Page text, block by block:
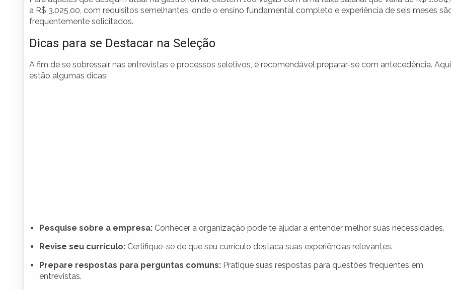
a R$ 3.025,00, com requisitos semelhantes, onde o ensino fundamental completo e experiência de seis meses
frequentemente solicitados.
Dicas para se Destacar na Seleção
A fim de se sobressair nas entrevistas e processos seletivos, é recomendável preparar-se com antecedência. Aqui
estão algumas dicas:
Pesquise sobre a empresa: Conhecer a organização pode te ajudar a entender melhor suas necessidades.
Revise seu currículo: Certifique-se de que seu currículo destaca suas experiências relevantes.
Prepare respostas para perguntas comuns: Pratique suas respostas para questões frequentes em
entrevistas.